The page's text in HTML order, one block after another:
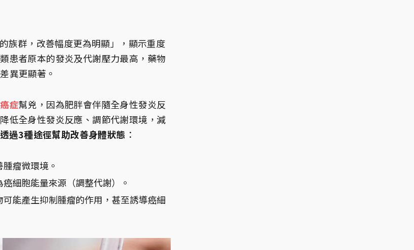
族群，改善幅度更為明顯」，顯示重度
患者原本的發炎及代謝壓力最高，藥物
異更顯著。
癌症幫兇，因為肥胖會伴隨全身性發炎反
低全身性發炎反應、調節代謝環境，減
過3種途徑幫助改善身體狀態 ：
瘤微環境。
細胞能量來源（調整代謝）。
能產生抑制腫瘤的作用，甚至誘導癌細